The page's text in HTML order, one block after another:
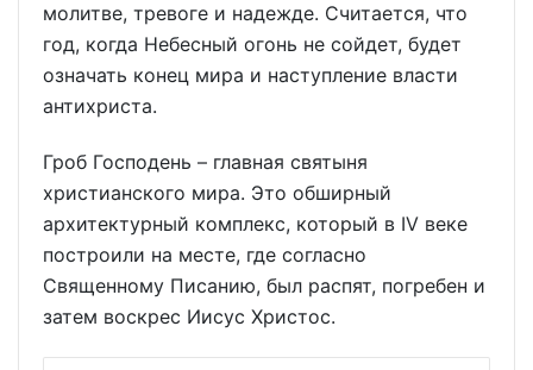
молитве, тревоге и надежде. Считается, что
год, когда Небесный огонь не сойдет, будет
означать конец мира и наступление власти
антихриста.
Гроб Господень – главная святыня
христианского мира. Это обширный
архитектурный комплекс, который в IV веке
построили на месте, где согласно
Священному Писанию, был распят, погребен и
затем воскрес Иисус Христос.